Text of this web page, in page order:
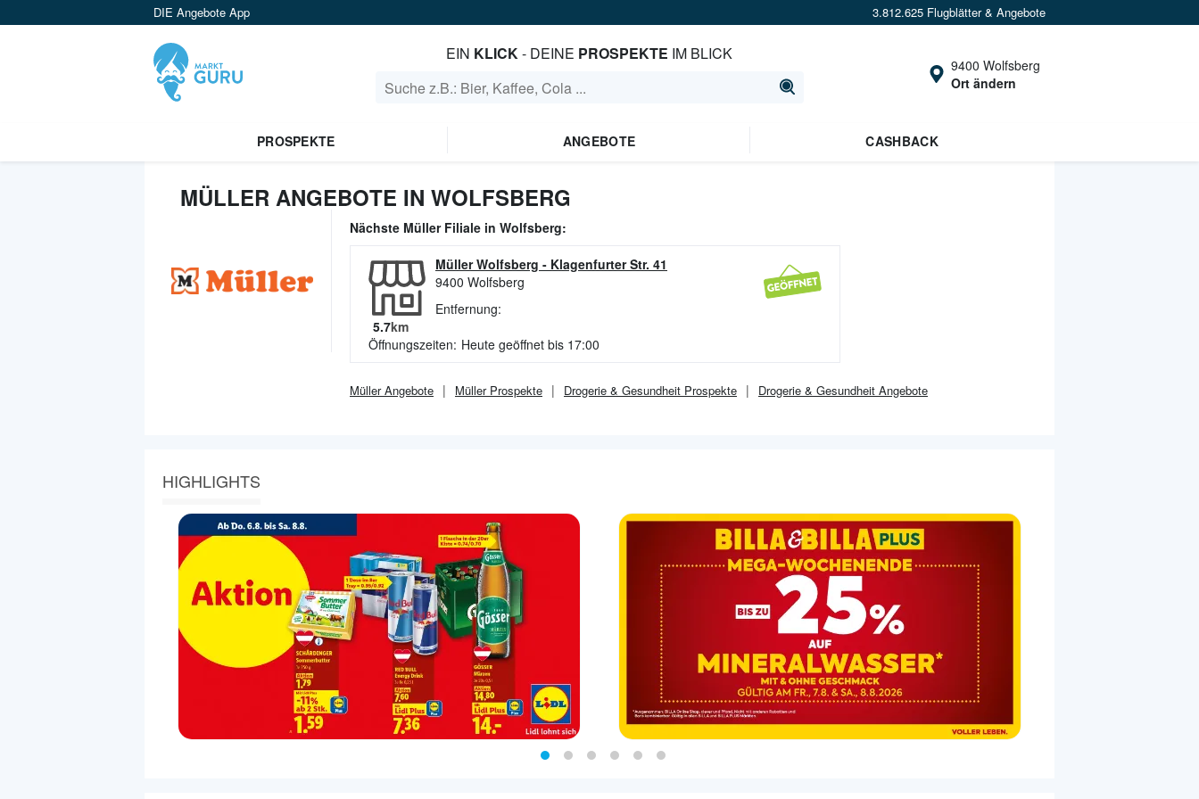
DIE Angebote App 3.812.625 Flugblätter & Angebote
EIN KLICK- DEINE PROSPEKTE IM BLICK
9400 Wolfsberg
Ort ändern
PROSPEKTE ANGEBOTE CASHBACK
MÜLLER ANGEBOTE IN WOLFSBERG
Nächste MüllerFiliale in Wolfsberg:
Müller Wolfsberg - Klagenfurter Str. 41
9400 Wolfsberg
Entfernung:
5.7km
Öffnungszeiten: Heute geöffnet bis 17:00
MüllerAngebote MüllerProspekte Drogerie & Gesundheit Prospekte Drogerie & Gesundheit Angebote
HIGHLIGHTS